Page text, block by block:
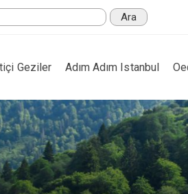
Ara
Geziler Adım Adım Istanbul